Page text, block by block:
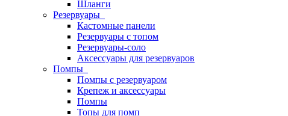
Шланги
Резервуары
Кастомные панели
Резервуары с топом
Резервуары-соло
Аксессуары для резервуаров
Помпы
Помпы с резервуаром
Крепеж и аксессуары
Помпы
Топы для помп